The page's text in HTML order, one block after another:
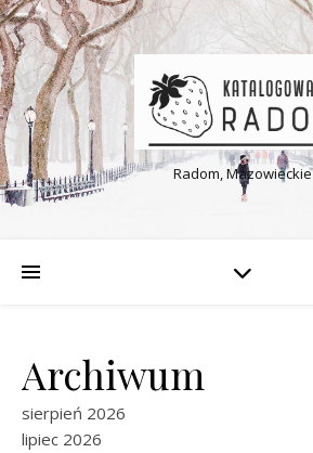
Radom, Mazowieckie
Archiwum
sierpień 2026
lipiec 2026